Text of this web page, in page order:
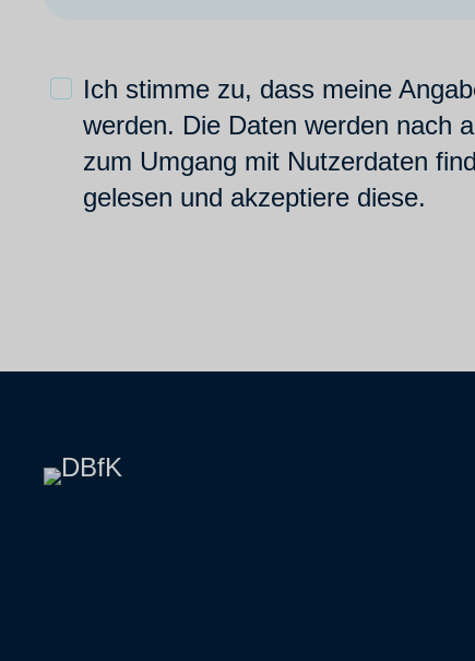
Ich stimme zu, dass meine
werden. Die Daten werden nach
zum Umgang mit Nutzerdaten
gelesen und akzeptiere diese.